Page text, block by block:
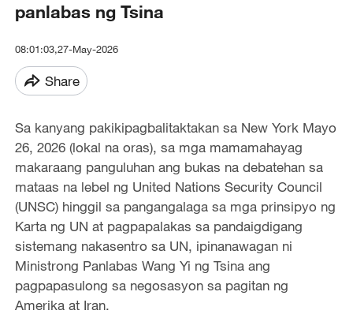
panlabas ng Tsina
08:01:03,27-May-2026
Share
Sa kanyang pakikipagbalitaktakan sa New York Mayo
26, 2026 (lokal na oras), sa mga mamamahayag
makaraang panguluhan ang bukas na debatehan sa
mataas na lebel ng United Nations Security Council
(UNSC) hinggil sa pangangalaga sa mga prinsipyo ng
Karta ng UN at pagpapalakas sa pandaigdigang
sistemang nakasentro sa UN, ipinanawagan ni
Ministrong Panlabas Wang Yi ng Tsina ang
pagpapasulong sa negosasyon sa pagitan ng
Amerika at Iran.